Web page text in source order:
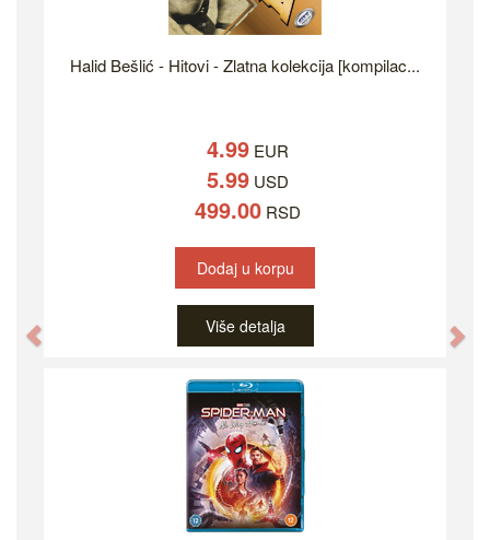
Halid Bešlić - Hitovi - Zlatna kolekcija [kompilac...
4.99 EUR
5.99 USD
499.00 RSD
Dodaj u korpu
Više detalja